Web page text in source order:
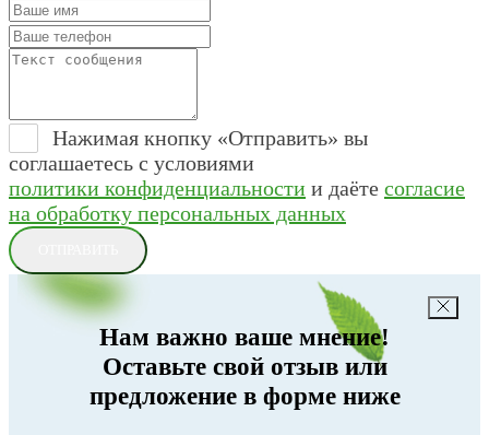
Нажимая кнопку «Отправить» вы
соглашаетесь с условиями
политики конфиденциальности и даёте согласие
на обработку персональных данных
Нам важно ваше мнение!
Оставьте свой отзыв или
предложение в форме ниже